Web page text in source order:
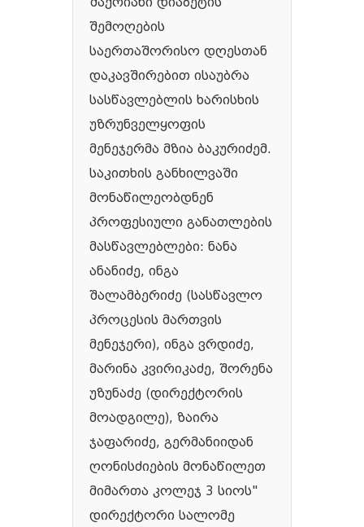
შემოღების
საერთაშორისო დღესთან
დაკავშირებით ისაუბრა
სასწავლებლის ხარისხის
უზრუნველყოფის
მენეჯერმა მზია ბაკურიძემ.
საკითხის განხილვაში
მონაწილეობდნენ
პროფესიული განათლების
მასწავლებლები: ნანა
ანანიძე, ინგა
შალამბერიძე (სასწავლო
პროცესის მართვის
მენეჯერი), ინგა ვრდიძე,
მარინა კვირიკაძე, შორენა
უზუნაძე (დირექტორის
მოადგილე), ზაირა
ჯაფარიძე, გერმანიიდან
ღონისძიების მონაწილეთ
მიმართა კოლეჯ 3 სიოს"
დირექტორი სალომე